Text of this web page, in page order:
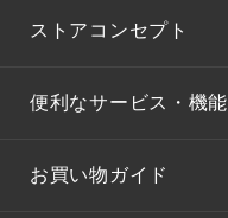
ストアコンセプト
便利なサービス・機能
お買い物ガイド